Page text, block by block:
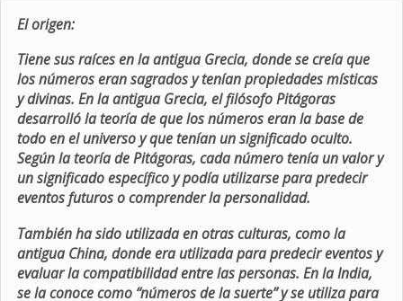
El origen:
Tiene sus raíces en la antigua Grecia, donde se creía que
los números eran sagrados y tenían propiedades místicas
y divinas. En la antigua Grecia, el filósofo Pitágoras
desarrolló la teoría de que los números eran la base de
todo en el universo y que tenían un significado oculto.
Según la teoría de Pitágoras, cada número tenía un valor y
un significado específico y podía utilizarse para predecir
eventos futuros o comprender la personalidad.
También ha sido utilizada en otras culturas, como la
antigua China, donde era utilizada para predecir eventos y
evaluar la compatibilidad entre las personas. En la India,
se la conoce como “números de la suerte” y se utiliza para